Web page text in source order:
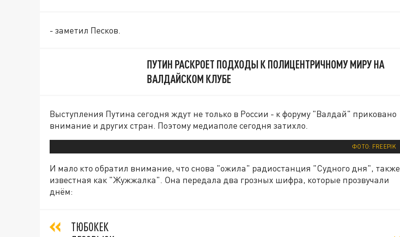
- заметил Песков.
ПУТИН РАСКРОЕТ ПОДХОДЫ К ПОЛИЦЕНТРИЧНОМУ МИРУ НА
ВАЛДАЙСКОМ КЛУБЕ
Выступления Путина сегодня ждут не только в России - к форуму "Валдай" приковано
внимание и других стран. Поэтому медиаполе сегодня затихло.
ФОТО: FREEPIK
И мало кто обратил внимание, что снова "ожила" радиостанция "Судного дня", также
известная как "Жужжалка". Она передала два грозных шифра, которые прозвучали
днём:
ТЮБОКЕК